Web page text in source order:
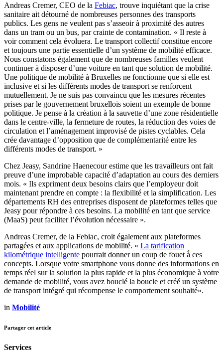
Andreas Cremer, CEO de la Febiac, trouve inquiétant que la crise
sanitaire ait détourné de nombreuses personnes des transports
publics. Les gens ne veulent pas s’asseoir à proximité des autres
dans un tram ou un bus, par crainte de contamination. « Il reste à
voir comment cela évoluera. Le transport collectif constitue encore
et toujours une partie essentielle d’un système de mobilité efficace.
Nous constatons également que de nombreuses familles veulent
continuer à disposer d’une voiture en tant que solution de mobilité.
Une politique de mobilité à Bruxelles ne fonctionne que si elle est
inclusive et si les différents modes de transport se renforcent
mutuellement. Je ne suis pas convaincu que les mesures récentes
prises par le gouvernement bruxellois soient un exemple de bonne
politique. Je pense à la création à la sauvette d’une zone résidentielle
dans le centre-ville, la fermeture de routes, la réduction des voies de
circulation et l’aménagement improvisé de pistes cyclables. Cela
crée davantage d’opposition que de complémentarité entre les
différents modes de transport. »
Chez Jeasy, Sandrine Haenecour estime que les travailleurs ont fait
preuve d’une improbable capacité d’adaptation au cours des derniers
mois. « Ils expriment deux besoins clairs que l’employeur doit
maintenant prendre en compte : la flexibilité et la simplification. Les
départements RH des entreprises disposent de plateformes telles que
Jeasy pour répondre à ces besoins. La mobilité en tant que service
(MaaS) peut faciliter l’évolution nécessaire ».
Andreas Cremer, de la Febiac, croit également aux plateformes
partagées et aux applications de mobilité. « La tarification
kilométrique intelligente pourrait donner un coup de fouet à̀ ces
concepts. Lorsque votre smartphone vous donne des informations en
temps réel sur la solution la plus rapide et la plus économique à votre
demande de mobilité, vous avez bouclé la boucle et créé un système
de transport intégré qui récompense le comportement souhaité».
in Mobilité
Partager cet article
Services